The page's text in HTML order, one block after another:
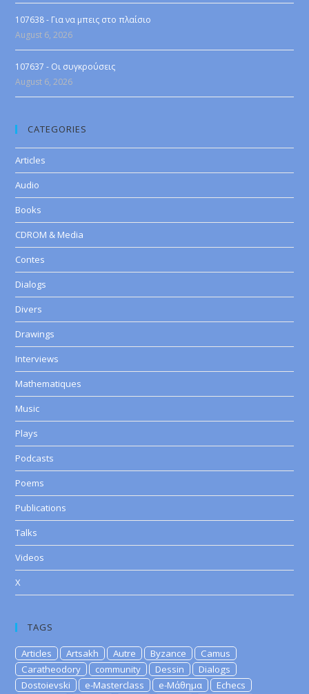
107638 - Για να μπεις στο πλαίσιο
August 6, 2026
107637 - Οι συγκρούσεις
August 6, 2026
CATEGORIES
Articles
Audio
Books
CDROM & Media
Contes
Dialogs
Divers
Drawings
Interviews
Mathematiques
Music
Plays
Podcasts
Poems
Publications
Talks
Videos
X
TAGS
Articles Artsakh Autre Byzance
Camus
Caratheodory
community Dessin
Dialogs
Dostoievski
e-Masterclass e-Μάθημα
Echecs